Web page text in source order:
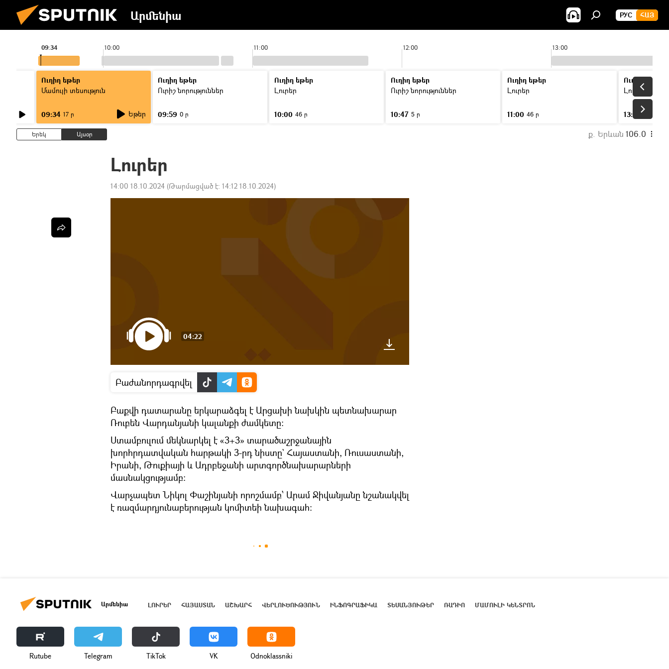
Արմենիա РУС ՀԱՅ
10:00 11:00 12:00 13:00
09:34
Ուղիղ եթեր
Մամուլի տեսություն
09:34 17 ր Եթեր
Ուղիղ եթեր
Ուրիշ նորություններ
09:59 0 ր
Ուղիղ եթեր
Լուրեր
10:00 46 ր
Ուղիղ եթեր
Ուրիշ նորություններ
10:47 5 ր
Ուղիղ եթեր
Լուրեր
11:00 46 ր
Ուղիղ եթեր
Լուրեր
13:00
Երեկ Այսօր ք. Երևան 106.0
Լուրեր
14:00 18.10.2024 (Թարմացված է: 14:12 18.10.2024)
04:22
Բաժանորդագրվել
Բաքվի դատարանը երկարաձգել է Արցախի նախկին պետնախարար
Ռուբեն Վարդանյանի կալանքի ժամկետը։
Ստամբուլում մեկնարկել է «3+3» տարածաշրջանային
խորհրդատվական հարթակի 3-րդ նիստը` Հայաստանի, Ռուսաստանի,
Իրանի, Թուքիայի և Ադրբեջանի արտգործնախարարների
մասնակցությամբ։
Վարչապետ Նիկոլ Փաշինյանի որոշմամբ՝ Արամ Ջիվանյանը նշանակվել
է ռազմարդյունաբերության կոմիտեի նախագահ։
Արմենիա ԼՈՒՐԵՐ ՀԱՅԱՍՏԱՆ ԱՇԽԱՐՀ ՎԵՐԼՈՒԾՈՒԹՅՈՒՆ ԻՆՖՈԳՐԱՖԻԿԱ ՏԵՍԱՆՅՈՒԹԵՐ ՌԱԴԻՈ ՄԱՄՈՒԼԻ ԿԵՆՏՐՈՆ
Rutube Telegram ТikТоk VK Odnoklassniki